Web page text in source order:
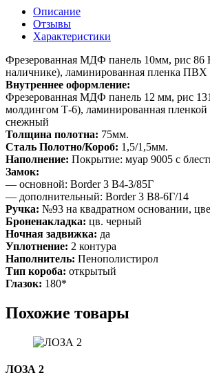
Описание
Отзывы
Характеристики
Фрезерованная МДФ панель 10мм, рис 86
наличнике), ламинированная пленка ПВХ
Внутреннее оформление:
Фрезерованная МДФ панель 12 мм, рис
молдингом Т-6), ламинированная
снежный
Толщина полотна: 75мм.
Сталь Полотно/Короб: 1,5/1,5мм.
Наполнение: Покрытие: муар 9005 с
Замок:
— основной: Border 3 B4-3/85Г
— дополнительный: Border 3 B8-6Г/14
Ручка: №93 на квадратном основании,
Броненакладка: цв. черный
Ночная задвижка: да
Уплотнение: 2 контура
Наполнитель: Пенополистирол
Тип короба: открытый
Глазок: 180*
Похожие товары
ЛОЗА 2